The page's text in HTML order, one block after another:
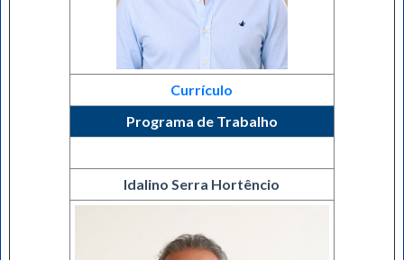
Currículo
Programa de Trabalho
Idalino Serra Hortêncio